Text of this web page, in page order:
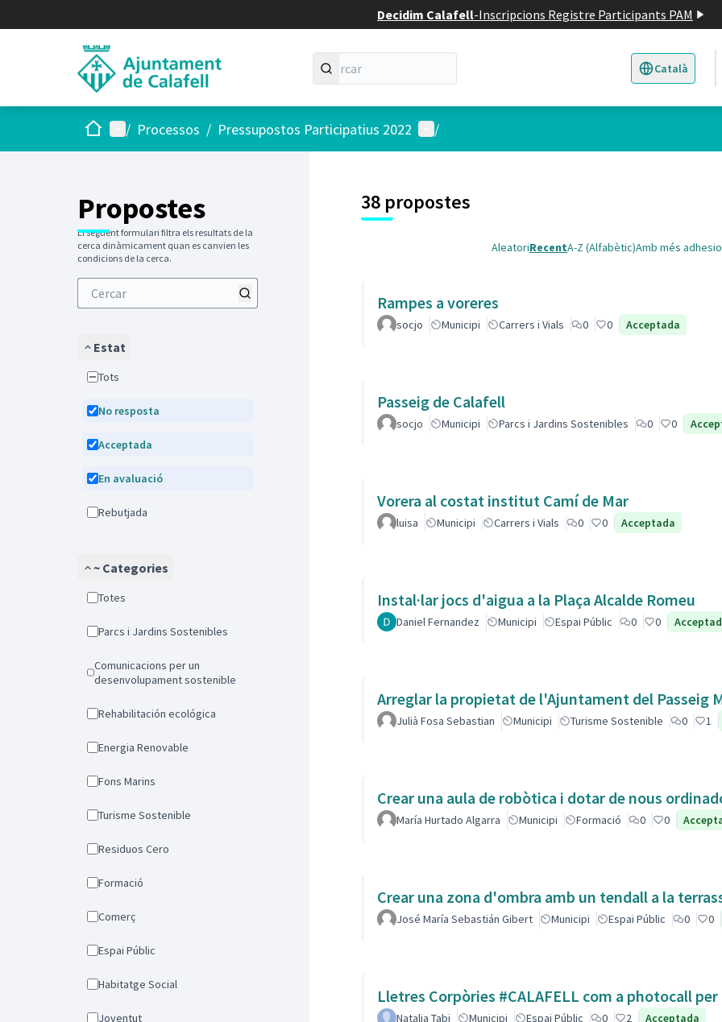
Decidim Calafell-Inscripcions Registre Participants PAM
Català
Triar la llengua
Inici Menú principal
/ Processos / Pressupostos Participatius 2022 Menú d'usuari
/
Propostes
El següent formulari filtra els resultats de la
cerca dinàmicament quan es canvien les
condicions de la cerca.
Estat
Tots
No resposta
Acceptada
En avaluació
Rebutjada
~ Categories
Totes
Parcs i Jardins Sostenibles
Comunicacions per un
desenvolupament sostenible
Rehabilitación ecológica
Energia Renovable
Fons Marins
Turisme Sostenible
Residuos Cero
Formació
Comerç
Espai Públic
Habitatge Social
Joventut
38 propostes
AleatoriRecentA-Z (Alfabètic)Amb més
Rampes a voreres
socjo Municipi Carrers i Vials 0 0 Acceptada
Passeig de Calafell
socjo Municipi Parcs i Jardins Sostenibles 0 0
Vorera al costat institut Camí de Mar
luisa Municipi Carrers i Vials 0 0 Acceptada
Instal·lar jocs d'aigua a la Plaça Alcalde Romeu
Daniel Fernandez Municipi Espai Públic 0 0
Arreglar la propietat de l'Ajuntament del Passeig
Julià Fosa Sebastian Municipi Turisme Sostenible 0 1
Crear una aula de robòtica i dotar de nous
María Hurtado Algarra Municipi Formació 0 0
Crear una zona d'ombra amb un tendall a la
José María Sebastián Gibert Municipi Espai Públic 0 0
Lletres Corpòries #CALAFELL com a photocall
Natalia Tabi Municipi Espai Públic 0 2 Acceptada